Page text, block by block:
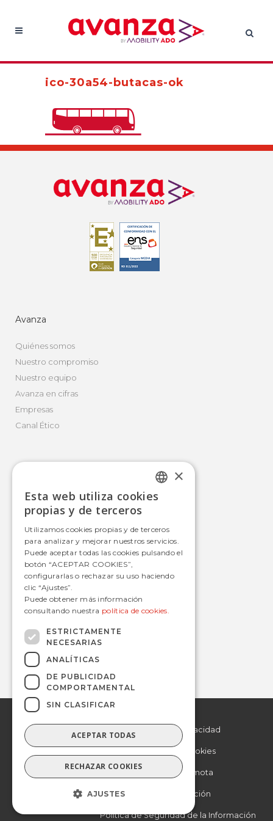
ico-30a54-butacas-ok
Avanza
Quiénes somos
Nuestro compromiso
Nuestro equipo
Avanza en cifras
Empresas
Canal Ético
Autobús
Tranvía
Metro
Estaciones
Contacto
informacion@avanzagrupo.com
+34 916 021 900
C/ San Norberto, 48 • 28021 – Madrid
© 2019 Avanza.
reservados.
Politica de Privacidad
Politica de Cookies
Asistencia remota
Otra información
Política de Seguridad de la Información
SPANISH
×
Esta web utiliza cookies
propias y de terceros
Utilizamos cookies propias y de terceros
para analizar y mejorar nuestros servicios.
Puede aceptar todas las cookies pulsando el
botón “ACEPTAR COOKIES”,
configurarlas o rechazar su uso haciendo
clic “Ajustes”.
Puede obtener más información
consultando nuestra política de cookies.
ESTRICTAMENTE
NECESARIAS
ANALÍTICAS
DE PUBLICIDAD
COMPORTAMENTAL
SIN CLASIFICAR
ACEPTAR TODAS
RECHAZAR COOKIES
AJUSTES